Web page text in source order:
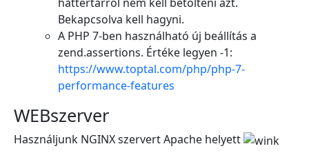
Bekapcsolva kell hagyni.
A PHP 7-ben használható új beállítás a
zend.assertions. Értéke legyen -1:
https://www.toptal.com/php/php-7-
performance-features
WEBszerver
Használjunk NGINX szervert Apache helyett